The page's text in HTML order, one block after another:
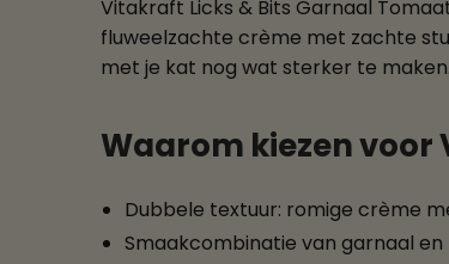
Vitakraft Licks & Bits Garnaal
fluweelzachte crème met zachte
met je kat nog wat sterker te maken.
Waarom kiezen voor
Dubbele textuur: romige crème
Smaakcombinatie van garnaal